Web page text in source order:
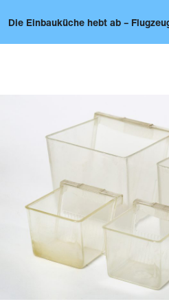
Die Einbauküche hebt ab –